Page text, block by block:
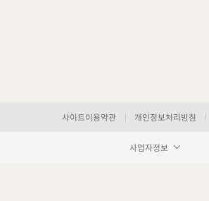
사이트이용약관 개인정보처리방침
사업자정보